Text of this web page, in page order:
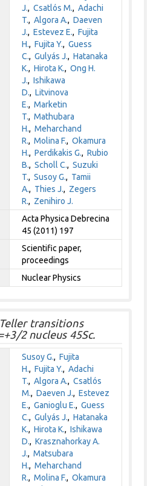
J.,Csatlós M.,Adachi
T.,Algora A.,Daeven
J.,Estevez E.,Fujita
H.,Fujita Y.,Guess
C.,Gulyás J.,Hatanaka
K.,Hirota K.,Ong H.
J.,Ishikawa
D.,Litvinova
E.,Marketin
T.,Mathubara
H.,Meharchand
R.,Molina F.,Okamura
H.,Perdikakis G.,Rubio
B.,Scholl C.,Suzuki
T.,Susoy G., Tamii
A., Thies J., Zegers
R., Zenihiro J.
Acta Physica Debrecina
45 (2011) 197
Scientific paper,
proceedings
Nuclear Physics
transitions
2 nucleus 45Sc.
Susoy G.,Fujita
H.,Fujita Y.,Adachi
T.,Algora A.,Csatlós
M.,Daeven J.,Estevez
E.,Ganioglu E.,Guess
C.,Gulyás J.,Hatanaka
K.,Hirota K.,Ishikawa
D.,Krasznahorkay A.
J.,Matsubara
H.,Meharchand
R.,Molina F.,Okamura